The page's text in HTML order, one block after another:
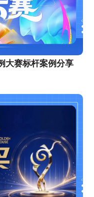
大赛标杆案例分享